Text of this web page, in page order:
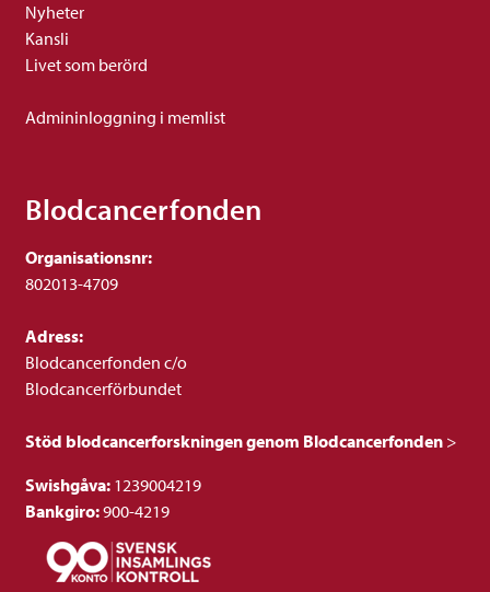
Nyheter
Kansli
Livet som berörd
Admininloggning i memlist
Blodcancerfonden
Organisationsnr:
802013-4709
Adress:
Blodcancerfonden c/o
Blodcancerförbundet
Stöd blodcancerforskningen genom Blodcancerfonden >
Swishgåva: 1239004219
Bankgiro:900-4219